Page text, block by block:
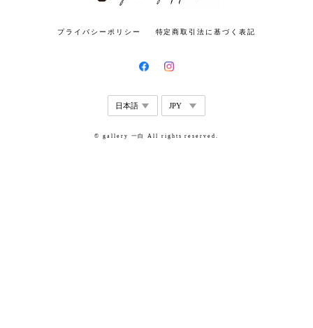
プライバシーポリシー 特定商取引法に基づく表記
© gallery 一白 All rights reserved.